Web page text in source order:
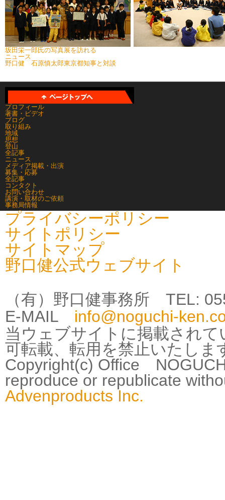
坂田栄一郎氏の写真展を訪れる
ニュース
野口健 石原慎太郎東京都知事と対談
プロフィール
著書・ビデオ
ブログ
取り組み
地域
思想
登山
全記事
ニュース
メディア掲載・出演
募集・応募
全記事
コンタクト
お問い合わせ
講演・取材のご依頼
事務局情報
プライバシーポリシー
サイトポリシー
サイトマップ
野口健公式ウェブサイト
（有）野口健事務所 TEL:
E-MAIL info@noguchi-
当ウェブサイトに掲載され
可転載、転用を禁止いたしま
Copyright(c) Office
reproduce or republicate
Advenproducts Inc.